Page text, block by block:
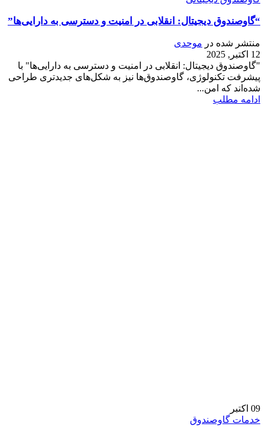
“گاوصندوق دیجیتال: انقلابی در امنیت و دسترسی به دارایی‌ها”
منتشر شده در موحدی
12 اکتبر, 2025
"گاوصندوق دیجیتال: انقلابی در امنیت و دسترسی به دارایی‌ها" با
پیشرفت تکنولوژی، گاوصندوق‌ها نیز به شکل‌های جدیدتری طراحی
شده‌اند که امن...
ادامه مطلب
09 اکتبر
خدمات گاوصندوق